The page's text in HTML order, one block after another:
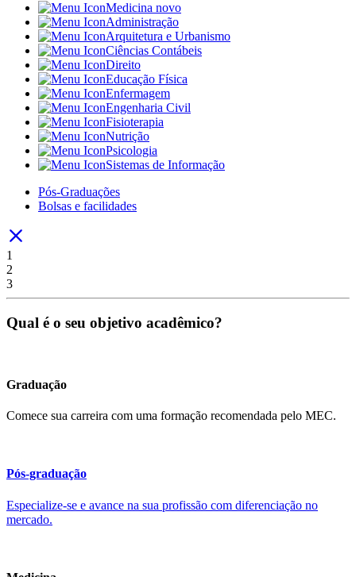
Medicina novo
Administração
Arquitetura e Urbanismo
Ciências Contábeis
Direito
Educação Física
Enfermagem
Engenharia Civil
Fisioterapia
Nutrição
Psicologia
Sistemas de Informação
Pós-Graduações
Bolsas e facilidades
1
2
3
Qual é o seu objetivo acadêmico?
Graduação
Comece sua carreira com uma formação recomendada pelo MEC.
Pós-graduação
Especialize-se e avance na sua profissão com diferenciação no
mercado.